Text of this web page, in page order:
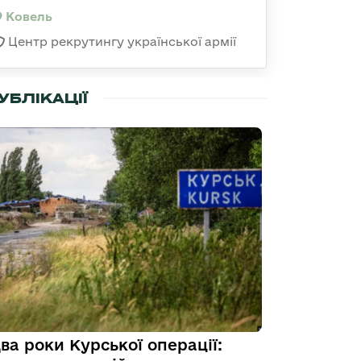
Ковель
Центр рекрутингу української армії
роки Курської операції: